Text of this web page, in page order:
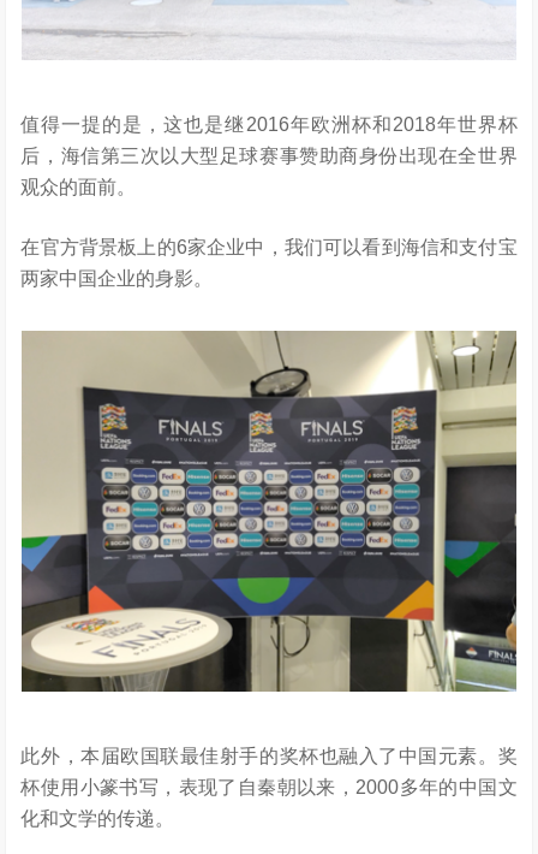
值得一提的是，这也是继2016年欧洲杯和2018年世界杯
后，海信第三次以大型足球赛事赞助商身份出现在全世界
观众的面前。
在官方背景板上的6家企业中，我们可以看到海信和支付宝
两家中国企业的身影。
此外，本届欧国联最佳射手的奖杯也融入了中国元素。奖
杯使用小篆书写，表现了自秦朝以来，2000多年的中国文
化和文学的传递。